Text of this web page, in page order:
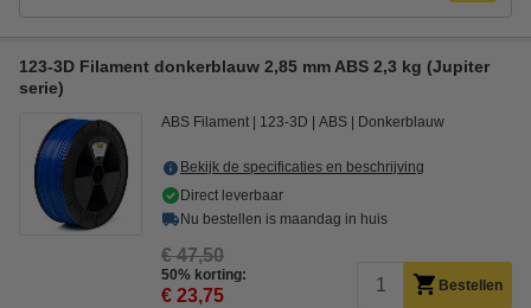
123-3D Filament donkerblauw 2,85 mm ABS 2,3 kg (Jupiter
serie)
ABS Filament 123-3D ABS Donkerblauw
Bekijk de specificaties en beschrijving
Direct leverbaar
Nu bestellen is maandag in huis
€ 47,50
50% korting:
€ 23,75 Bestellen